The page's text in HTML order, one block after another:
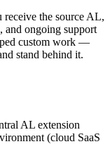
the source AL,
and ongoing support
custom work —
stand behind it.
AL extension
(cloud SaaS